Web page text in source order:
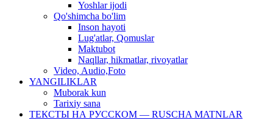
Yoshlar ijodi
Qo'shimcha bo'lim
Inson hayoti
Lug'atlar, Qomuslar
Maktubot
Naqllar, hikmatlar, rivoyatlar
Video, Audio,Foto
YANGILIKLAR
Muborak kun
Tarixiy sana
ТЕКСТЫ НА РУССКОМ — RUSCHA MATNLAR